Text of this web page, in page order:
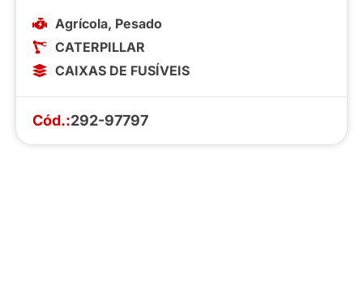
Agrícola, Pesado
CATERPILLAR
CAIXAS DE FUSÍVEIS
Cód.:292-97797